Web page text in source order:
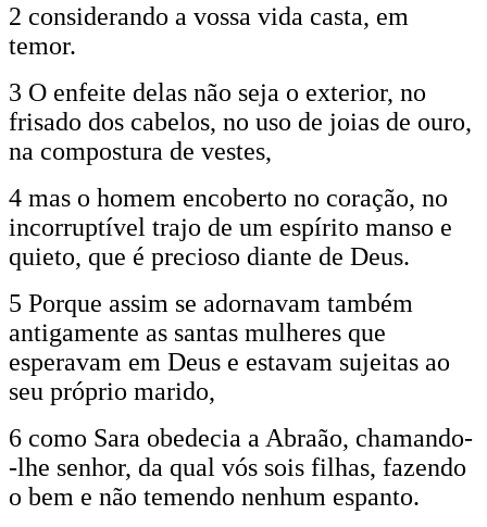
2 considerando a vossa vida casta, em
temor.
3 O enfeite delas não seja o exterior, no
frisado dos cabelos, no uso de joias de ouro,
na compostura de vestes,
4 mas o homem encoberto no coração, no
incorruptível trajo de um espírito manso e
quieto, que é precioso diante de Deus.
5 Porque assim se adornavam também
antigamente as santas mulheres que
esperavam em Deus e estavam sujeitas ao
seu próprio marido,
6 como Sara obedecia a Abraão, chamando-
-lhe senhor, da qual vós sois filhas, fazendo
o bem e não temendo nenhum espanto.